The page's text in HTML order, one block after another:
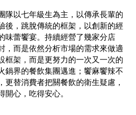
隊以七年級生為主，以傳承長輩的
後，跳脫傳統的框架，以創新的經
味蕾饗宴。持續經營了幾家分店
，而是依然分析市場的需求來做適
框架，而是更努力的一次又一次的
鍋界的餐飲集團邁進；饗麻饗辣不
更替消費者把關餐飲的衛生疑慮，
開心，吃得安心。